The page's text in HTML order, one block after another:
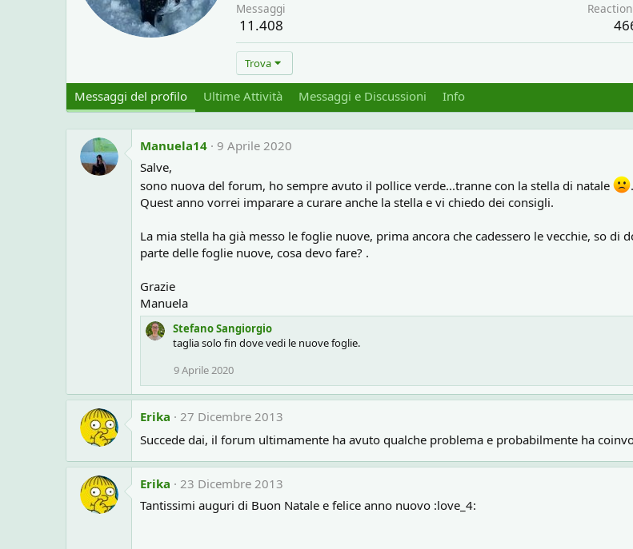
Messaggi
11.408
Trova
Messaggi del profilo Ultime Attività Messaggi e Discussioni Info
Manuela14
9 Aprile 2020
Salve,
sono nuova del forum, ho sempre avuto il pollice verde...tranne con la stella di natale
.
Quest anno vorrei imparare a curare anche la stella e vi chiedo dei consigli.
La mia stella ha già messo le foglie nuove, prima ancora che cadessero le vecchie, so
parte delle foglie nuove, cosa devo fare? .
Grazie
Manuela
Stefano Sangiorgio
taglia solo fin dove vedi le nuove foglie.
9 Aprile 2020
Erika
27 Dicembre 2013
Succede dai, il forum ultimamente ha avuto qualche problema e probabilmente ha
Erika
23 Dicembre 2013
Tantissimi auguri di Buon Natale e felice anno nuovo :love_4: